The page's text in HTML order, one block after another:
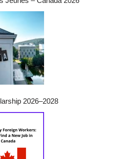
2026–2028